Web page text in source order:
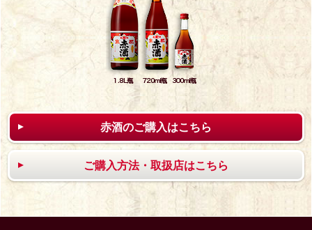
赤酒のご購入はこちら
ご購入方法・取扱店はこちら